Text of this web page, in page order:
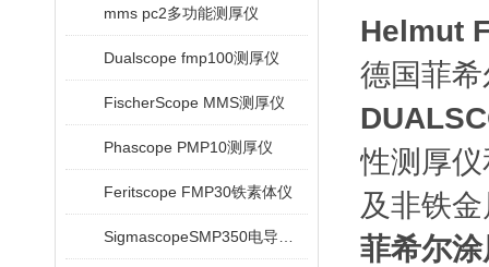
mms pc2多功能测厚仪
Dualscope fmp100测厚仪
FischerScope MMS测厚仪
Phascope PMP10测厚仪
Feritscope FMP30铁素体仪
Helmut
德国菲
性测厚
及非铁
菲希尔